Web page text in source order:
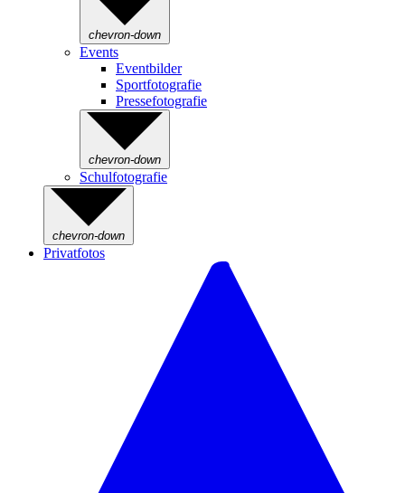
chevron-down
Events
Eventbilder
Sportfotografie
Pressefotografie
chevron-down
Schulfotografie
chevron-down
Privatfotos